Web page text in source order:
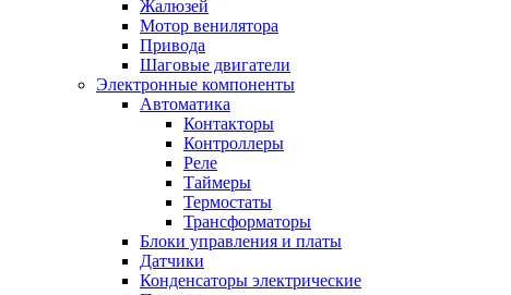
Жалюзей
Мотор венилятора
Привода
Шаговые двигатели
Электронные компоненты
Автоматика
Контакторы
Контроллеры
Реле
Таймеры
Термостаты
Трансформаторы
Блоки управления и платы
Датчики
Конденсаторы электрические